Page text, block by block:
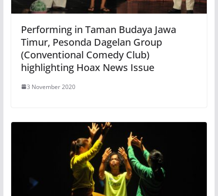
Performing in Taman Budaya Jawa
Timur, Pesonda Dagelan Group
(Conventional Comedy Club)
highlighting Hoax News Issue
3 November 2020